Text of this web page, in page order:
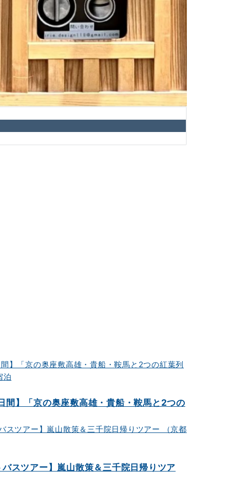
】「京の奥座敷高雄・貴船・鞍馬と2つの
スツアー】嵐山散策＆三千院日帰りツア